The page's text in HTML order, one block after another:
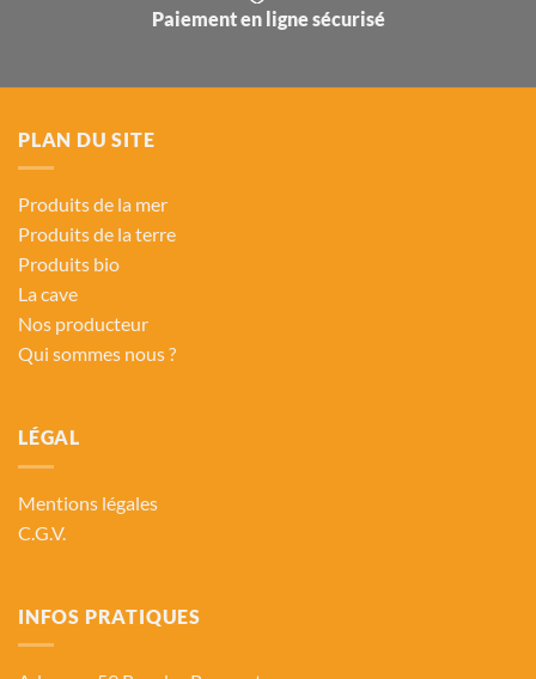
Paiement en ligne sécurisé
PLAN DU SITE
Produits de la mer
Produits de la terre
Produits bio
La cave
Nos producteur
Qui sommes nous ?
LÉGAL
Mentions légales
C.G.V.
INFOS PRATIQUES